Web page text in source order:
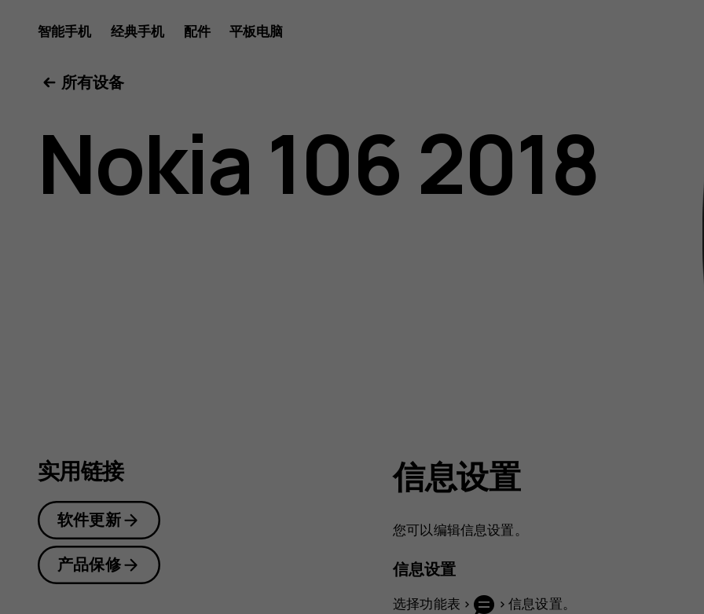
Nokia
106
2018
指
南
智能手机 经典手机 配件 平板电脑
所有设备
Nokia 106 2018
信息设置
您可以编辑信息设置。
信息设置
选择功能表 > >信息设置。
实用链接
软件更新
产品保修